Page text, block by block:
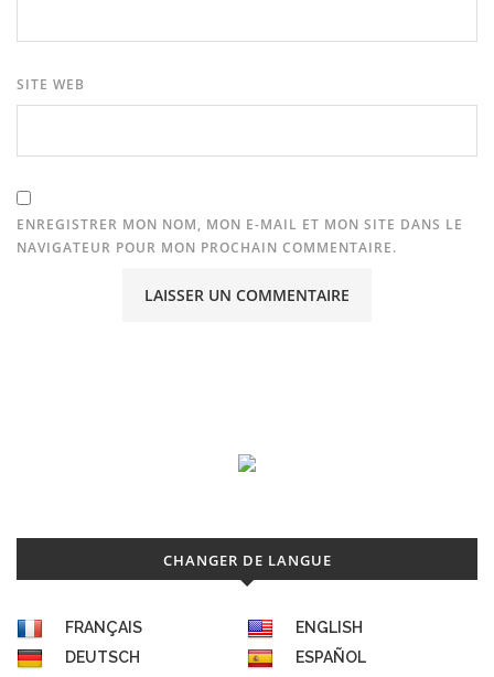
SITE WEB
ENREGISTRER MON NOM, MON E-MAIL ET MON SITE DANS LE
NAVIGATEUR POUR MON PROCHAIN COMMENTAIRE.
CHANGER DE LANGUE
FRANÇAIS
ENGLISH
DEUTSCH
ESPAÑOL